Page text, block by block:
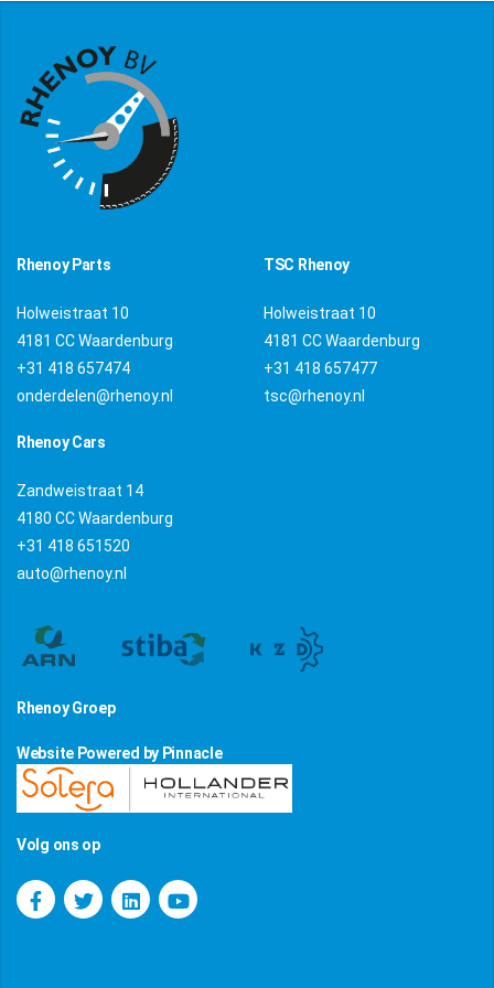
Rhenoy Parts
Holweistraat 10
4181 CC Waardenburg
+31 418 657474
onderdelen@rhenoy.nl
TSC Rhenoy
Holweistraat 10
4181 CC Waardenburg
+31 418 657477
tsc@rhenoy.nl
Rhenoy Cars
Zandweistraat 14
4180 CC Waardenburg
+31 418 651520
auto@rhenoy.nl
Rhenoy Groep
Website Powered by Pinnacle
Volg ons op